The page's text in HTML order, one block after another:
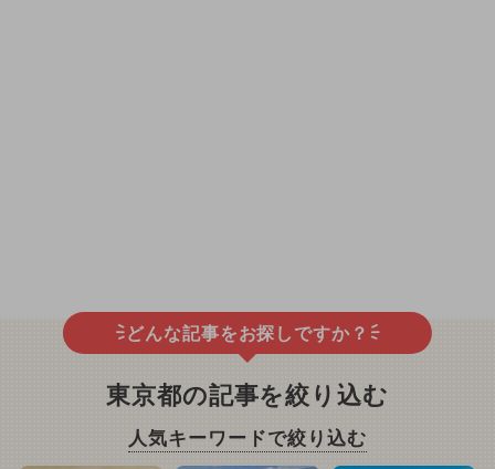
どんな記事をお探しですか？
東京都の記事を絞り込む
人気キーワードで絞り込む